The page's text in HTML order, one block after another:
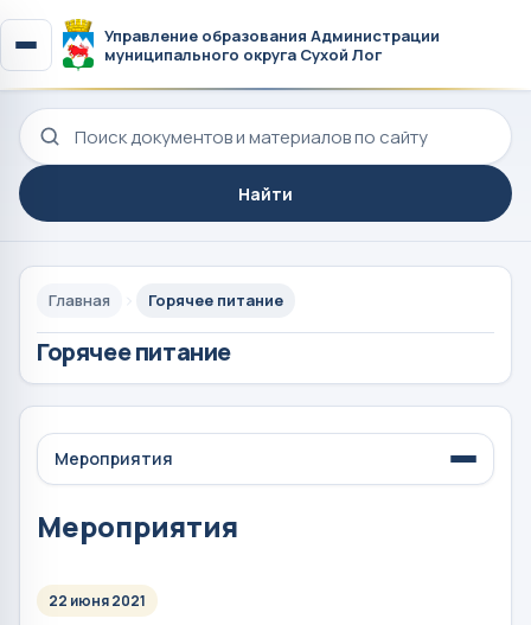
Управление образования Администрации
муниципального округа Сухой Лог
Поиск по сайту
Найти
Главная Горячее питание
Горячее питание
Мероприятия
Мероприятия
22 июня 2021